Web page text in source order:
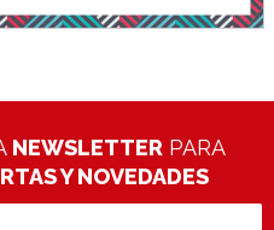
NEWSLETTER PARA
Y NOVEDADES